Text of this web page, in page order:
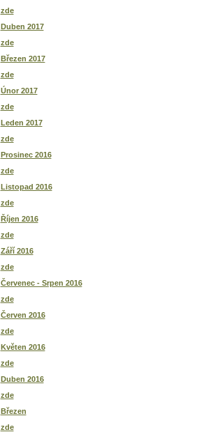
zde
Duben 2017
zde
Březen 2017
zde
Únor 2017
zde
Leden 2017
zde
Prosinec 2016
zde
Listopad 2016
zde
Říjen 2016
zde
Září 2016
zde
Červenec - Srpen 2016
zde
Červen 2016
zde
Květen 2016
zde
Duben 2016
zde
Březen
zde